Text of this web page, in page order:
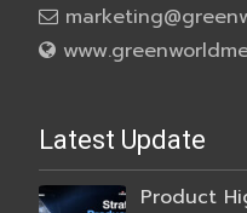
Latest Update
Product